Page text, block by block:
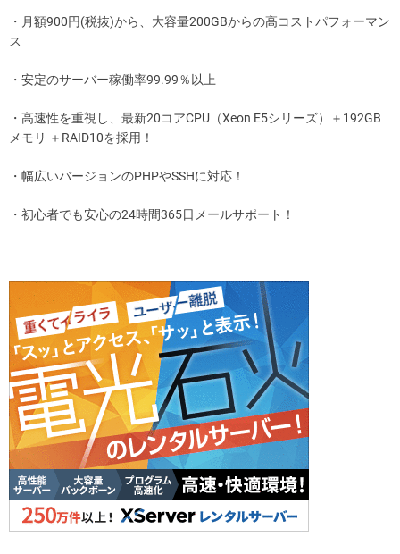
・月額900円(税抜)から、大容量200GBからの高コストパフォーマン
ス
・安定のサーバー稼働率99.99％以上
・高速性を重視し、最新20コアCPU（Xeon E5シリーズ）＋192GB
メモリ ＋RAID10を採用！
・幅広いバージョンのPHPやSSHに対応！
・初心者でも安心の24時間365日メールサポート！